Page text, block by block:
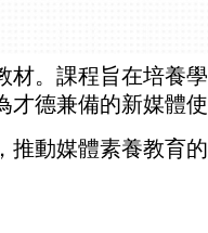
。課程旨在培養
德兼備的新媒體使
動媒體素養教育的